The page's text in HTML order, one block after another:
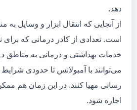
دهد.
از آنجایی که انتقال ابزار و وسایل
است. تعدادی از کادر درمانی که برای
خدمات بهداشتی و درمانی به مناطق
می‌توانند با آمبولانس تا حدودی
رسانی مهیا کنند. در این زمان هم
اجاره شود.